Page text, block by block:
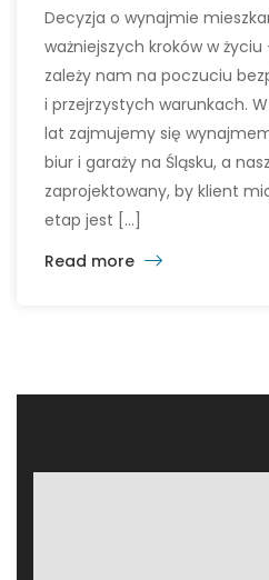
Decyzja o wynajmie
ważniejszych kroków w
zależy nam na poczuciu
i przejrzystych warunkach.
lat zajmujemy się
biur i garaży na Śląsku, a
zaprojektowany, by klient
etap jest […]
Read more